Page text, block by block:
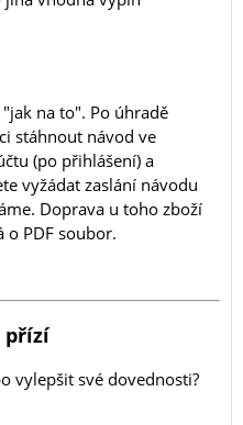
na to". Po úhradě
stáhnout návod ve
(po přihlášení) a
vyžádat zaslání návodu
Doprava u toho zboží
o PDF soubor.
přízí
vylepšit své dovednosti?